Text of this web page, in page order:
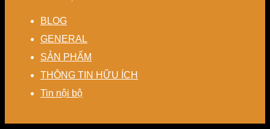
cho
nhà
máy
nâng
thành
chi
phí
sản
năng
kín
thất
thoát
nhiệt
–
Giải
pháp
tiết
kiệm
lượng
BLOG
GENERAL
SẢN PHẨM
THÔNG TIN HỮU ÍCH
Tin nội bộ